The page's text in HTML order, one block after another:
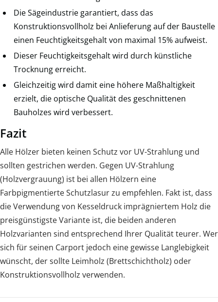
Die Sägeindustrie garantiert, dass das
Konstruktionsvollholz bei Anlieferung auf der Baustelle
einen Feuchtigkeitsgehalt von maximal 15% aufweist.
Dieser Feuchtigkeitsgehalt wird durch künstliche
Trocknung erreicht.
Gleichzeitig wird damit eine höhere Maßhaltigkeit
erzielt, die optische Qualität des geschnittenen
Bauholzes wird verbessert.
Fazit
Alle Hölzer bieten keinen Schutz vor UV-Strahlung und
sollten gestrichen werden. Gegen UV-Strahlung
(Holzvergrauung) ist bei allen Hölzern eine
Farbpigmentierte Schutzlasur zu empfehlen. Fakt ist, dass
die Verwendung von Kesseldruck imprägniertem Holz die
preisgünstigste Variante ist, die beiden anderen
Holzvarianten sind entsprechend Ihrer Qualität teurer. Wer
sich für seinen Carport jedoch eine gewisse Langlebigkeit
wünscht, der sollte Leimholz (Brettschichtholz) oder
Konstruktionsvollholz verwenden.